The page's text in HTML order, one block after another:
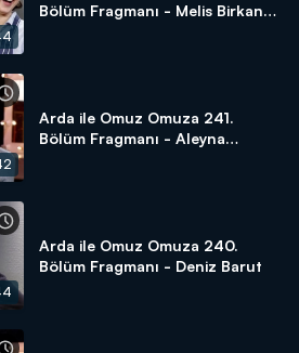
Bölüm Fragmanı - Melis Birkan
Arda ile Omuz Omuza 241.
Bölüm Fragmanı - Aleyna
Arda ile Omuz Omuza 240.
Bölüm Fragmanı - Deniz Barut